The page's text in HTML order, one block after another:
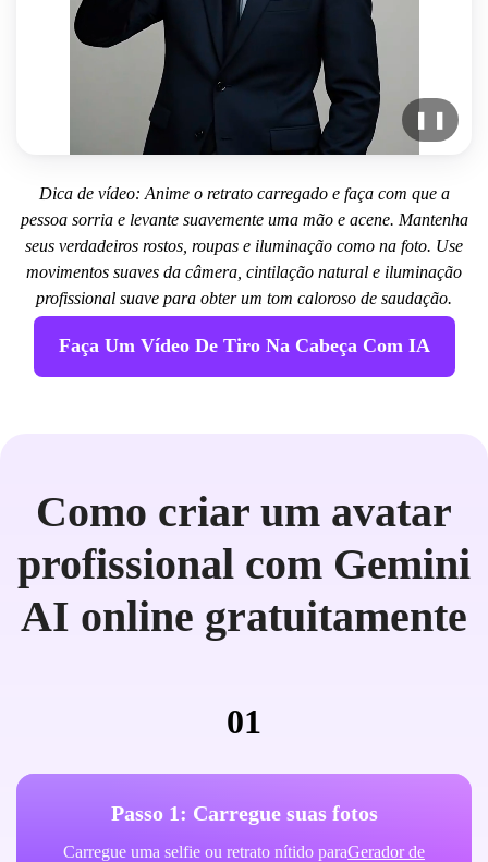
Dica de vídeo: Anime o retrato carregado e faça com que a
pessoa sorria e levante suavemente uma mão e acene. Mantenha
seus verdadeiros rostos, roupas e iluminação como na foto. Use
movimentos suaves da câmera, cintilação natural e iluminação
profissional suave para obter um tom caloroso de saudação.
Faça Um Vídeo De Tiro Na Cabeça Com IA
Como criar um avatar
profissional com Gemini
AI online gratuitamente
01
Passo 1: Carregue suas fotos
Carregue uma selfie ou retrato nítido paraGerador de